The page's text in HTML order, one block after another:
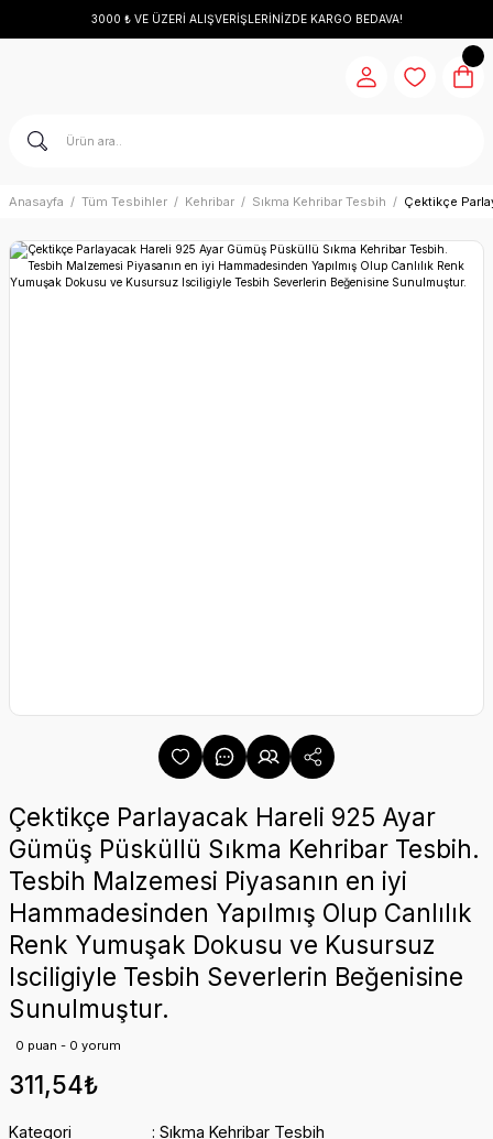
3000 ₺ VE ÜZERİ ALIŞVERİŞLERİNİZDE KARGO BEDAVA!
Anasayfa Tüm Tesbihler Kehribar Sıkma Kehribar Tesbih Çektikçe
Çektikçe Parlayacak Hareli 925 Ayar
Gümüş Püsküllü Sıkma Kehribar Tesbih.
Tesbih Malzemesi Piyasanın en iyi
Hammadesinden Yapılmış Olup Canlılık
Renk Yumuşak Dokusu ve Kusursuz
Isciligiyle Tesbih Severlerin Beğenisine
Sunulmuştur.
0 puan - 0 yorum
311,54₺
Kategori
Sıkma Kehribar Tesbih